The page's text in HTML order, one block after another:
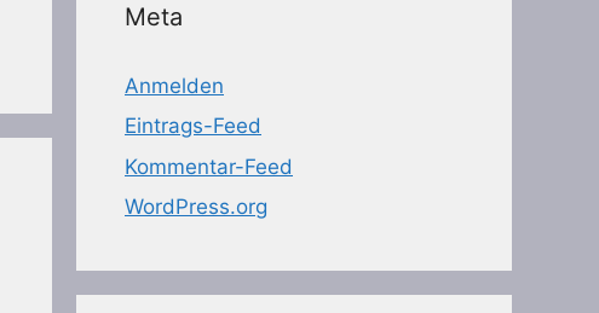
Meta
Anmelden
Eintrags-Feed
Kommentar-Feed
WordPress.org